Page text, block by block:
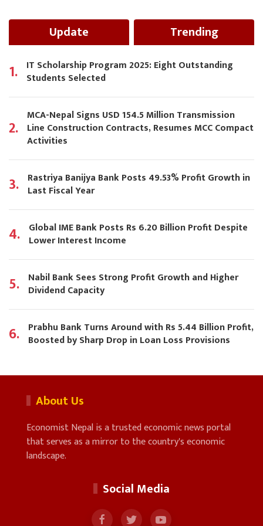
Update Trending
1. IT Scholarship Program 2025: Eight Outstanding
Students Selected
2.
MCA-Nepal Signs USD 154.5 Million Transmission
Line Construction Contracts, Resumes MCC Compact
Activities
3. Rastriya Banijya Bank Posts 49.53% Profit Growth in
Last Fiscal Year
4. Global IME Bank Posts Rs 6.20 Billion Profit Despite
Lower Interest Income
5. Nabil Bank Sees Strong Profit Growth and Higher
Dividend Capacity
6. Prabhu Bank Turns Around with Rs 5.44 Billion Profit,
Boosted by Sharp Drop in Loan Loss Provisions
About Us
Economist Nepal is a trusted economic news portal
that serves as a mirror to the country's economic
landscape.
Social Media